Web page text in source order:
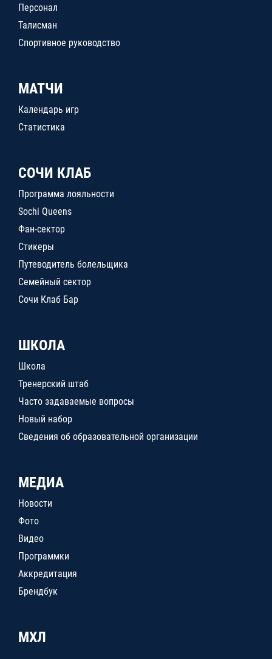
Персонал
Талисман
Спортивное руководство
МАТЧИ
Календарь игр
Статистика
СОЧИ КЛАБ
Программа лояльности
Sochi Queens
Фан-сектор
Стикеры
Путеводитель болельщика
Семейный сектор
Сочи Клаб Бар
ШКОЛА
Школа
Тренерский штаб
Часто задаваемые вопросы
Новый набор
Сведения об образовательной организации
МЕДИА
Новости
Фото
Видео
Программки
Аккредитация
Брендбук
МХЛ